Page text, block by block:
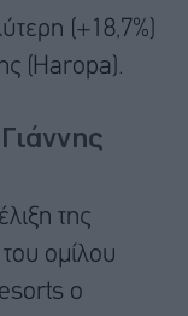
(+18,7%)
(Haropa).
της
του ομίλου
ο